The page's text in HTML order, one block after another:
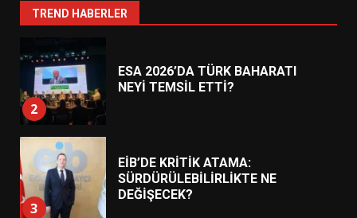
TREND HABERLER
1
2
ESA 2026’DA TÜRK BAHARATI
NEYİ TEMSİL ETTİ?
3
EİB’DE KRİTİK ATAMA:
SÜRDÜRÜLEBİLİRLİKTE NE
DEĞİŞECEK?